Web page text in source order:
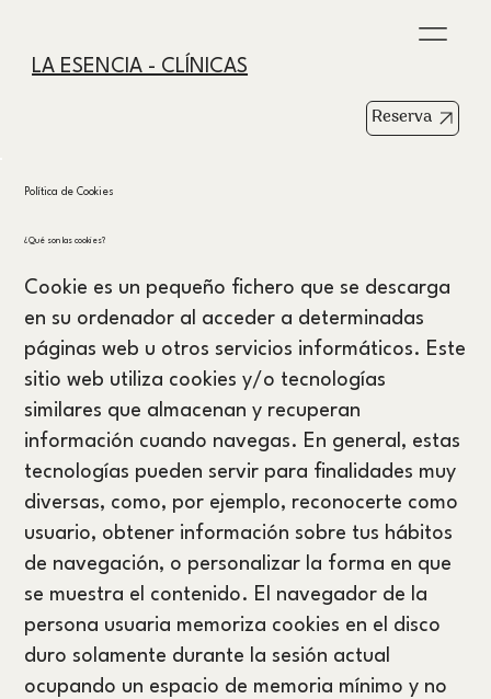
LA ESENCIA - CLÍNICAS
Reserva
Política de Cookies
¿Qué son las cookies?
Cookie es un pequeño fichero que se descarga
en su ordenador al acceder a determinadas
páginas web u otros servicios informáticos. Este
sitio web utiliza cookies y/o tecnologías
similares que almacenan y recuperan
información cuando navegas. En general, estas
tecnologías pueden servir para finalidades muy
diversas, como, por ejemplo, reconocerte como
usuario, obtener información sobre tus hábitos
de navegación, o personalizar la forma en que
se muestra el contenido. El navegador de la
persona usuaria memoriza cookies en el disco
duro solamente durante la sesión actual
ocupando un espacio de memoria mínimo y no